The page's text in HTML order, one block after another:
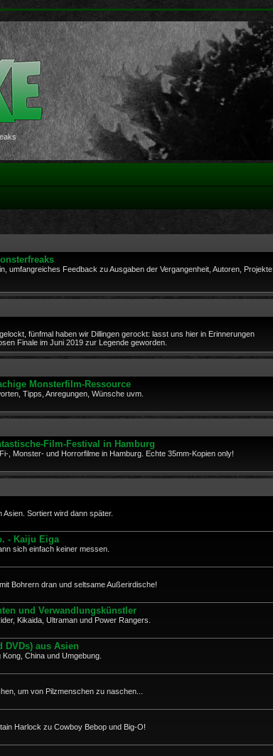
umfangreiches Feedback zu Ausgaben der Vergangenheit, Autoren, Projekte
fünfmal haben wir Dillingen gerockt: lasst uns hier in Erinnerungen
Finale im Juni 2019 zur Legende geworden.
Monsterfilm-Ressource
Tipps, Anregungen, Wünsche uvm.
Film-Festival in Hamburg
, Monster- und Horrorfilme in Hamburg. Echte 35mm-Kopien only!
Sortiert wird dann später.
- Kaiju Eiga
sich einfach keiner messen.
Bohrern dran und seltsame Außerirdische!
und Verwandlungskünstler
Kikaida, Ultraman und Power Rangers.
DVDs) aus Asien
China und Umgebung.
um von Pilzmenschen zu naschen...
Harlock zu Cowboy Bebop und Big-O!